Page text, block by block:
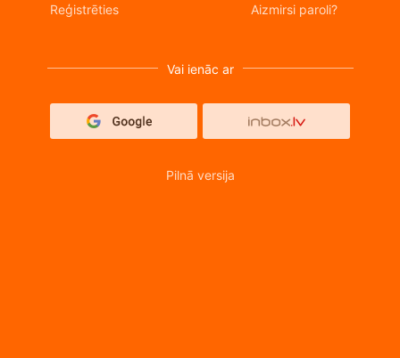
Reģistrēties Aizmirsi paroli?
Vai ienāc ar
Pilnā versija